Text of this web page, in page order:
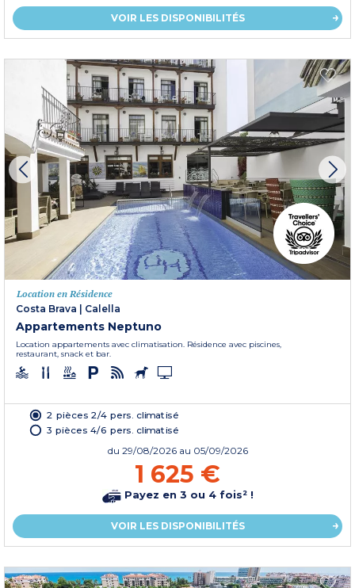
VOIR LES DISPONIBILITÉS
Location en Résidence
Costa Brava
Calella
Appartements Neptuno
Location appartements avec climatisation. Résidence avec piscines,
restaurant, snack et bar.
2 pièces 2/4 pers. climatisé
3 pièces 4/6 pers. climatisé
du 29/08/2026 au 05/09/2026
1 625 €
Payez en 3 ou 4 fois² !
VOIR LES DISPONIBILITÉS